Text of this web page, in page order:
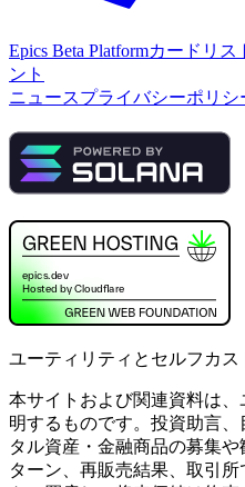
Epics Beta Platformカードリス
ント
ニュースプライバシーポリシ
ユーティリティとセルフカ
本サイトおよび関連資料は
明するものです。投資助言
タル資産・金融商品の募集
ターン、再販売結果、取引